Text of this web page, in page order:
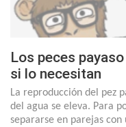
Los peces
si lo necesitan
La reproducción del pez
del agua se eleva. Para
separarse en parejas